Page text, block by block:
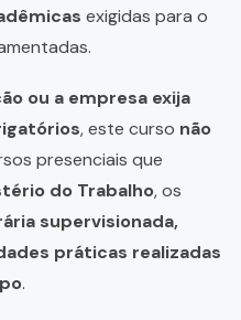
exigidas para o
ou a empresa exija
, este curso não
presenciais que
do Trabalho, os
supervisionada,
práticas realizadas
.